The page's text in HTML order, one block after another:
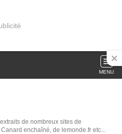
MENU
de nombreux sites de
enchaîné, de lemonde.fr etc...